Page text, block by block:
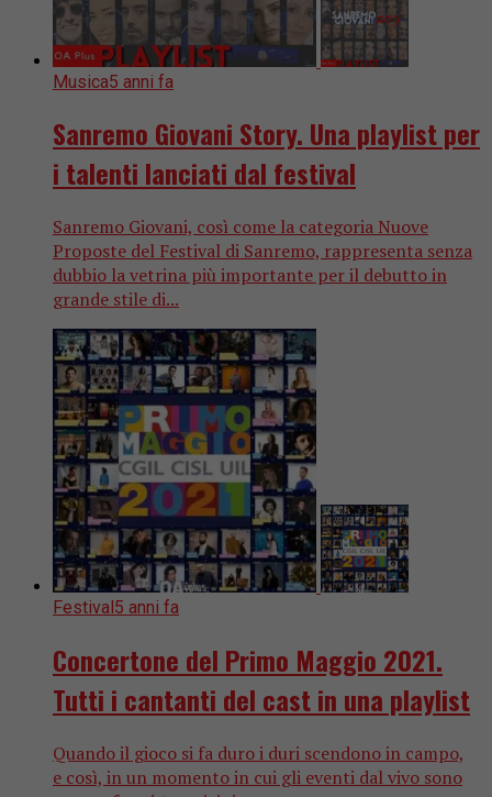
Musica5 anni fa
Sanremo Giovani Story. Una playlist per
i talenti lanciati dal festival
Sanremo Giovani, così come la categoria Nuove
Proposte del Festival di Sanremo, rappresenta senza
dubbio la vetrina più importante per il debutto in
grande stile di...
Festival 5 anni fa
Concertone del Primo Maggio 2021.
Tutti i cantanti del cast in una playlist
Quando il gioco si fa duro i duri scendono in campo,
e così, in un momento in cui gli eventi dal vivo sono